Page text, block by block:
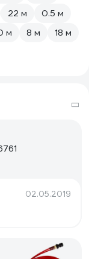
22 м
0.5 м
м 8 м
18 м
02.05.2019